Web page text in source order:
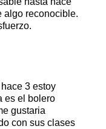
algo reconocible.
3 estoy
es el bolero
gustaria
con sus clases